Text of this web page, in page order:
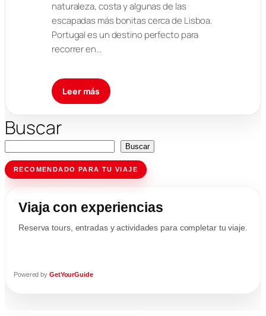
naturaleza, costa y algunas de las
escapadas más bonitas cerca de Lisboa.
Portugal es un destino perfecto para
recorrer en…
Leer más
Buscar
Buscar
RECOMENDADO PARA TU VIAJE
Viaja con experiencias
Reserva tours, entradas y actividades para completar tu viaje.
Powered by GetYourGuide